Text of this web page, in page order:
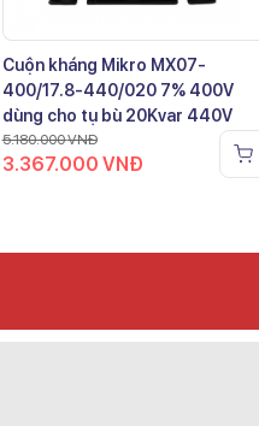
Cuộn kháng Mikro MX07-
400/17.8-440/020 7% 400V
dùng cho tụ bù 20Kvar 440V
5.180.000VNĐ
3.367.000 VNĐ